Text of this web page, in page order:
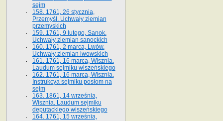
sejm
158. 1761, 26 stycznia,
Przemyśl. Uchwały ziemian
przemyskich
159. 1761, 9 lutego, Sanok.
Uchwały ziemian sanockich
160. 1761, 2 marca, Lwów.
Uchwały ziemian lwowskich
161. 1761, 16 marca, Wisznia.
Laudum sejmiku wiszeńskiego
162. 1761, 16 marca, Wisznia.
Instrukcya sejmiku posłom na
sejm
163. 1861, 14 września,
Wisznia. Laudum sejmiku
deputackiego wiszeńskiego
164. 1761, 15 września,